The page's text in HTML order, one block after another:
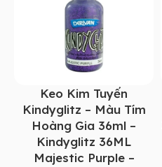
Keo Kim Tuyến
Kindyglitz – Màu Tím
Hoàng Gia 36ml –
Kindyglitz 36ML
Majestic Purple –